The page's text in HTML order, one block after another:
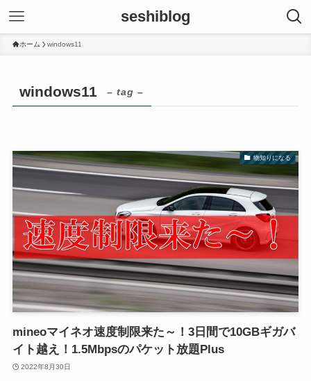
seshiblog
ホーム windows11
windows11 – tag –
物知りになる
mineoマイネオ速度制限来た～！3日間で10GBギガバ
イト越え！1.5Mbpsのパケット放題Plus
2022年8月30日